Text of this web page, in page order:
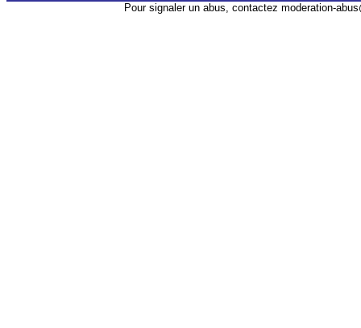
Pour signaler un abus, contactez moderation-